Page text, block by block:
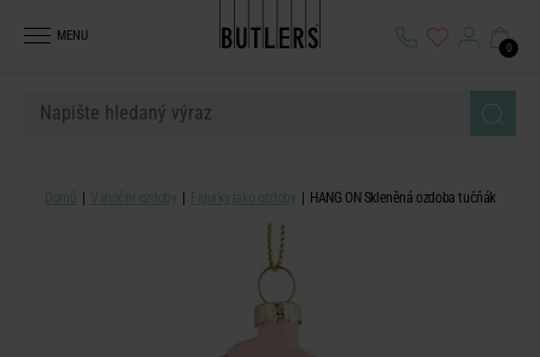
MENU
0
Domů Vánoční ozdoby Figurky jako ozdoby HANG ON Skleněná ozdoba tučňák